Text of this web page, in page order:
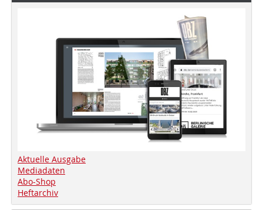
Aktuelle Ausgabe
Mediadaten
Abo-Shop
Heftarchiv